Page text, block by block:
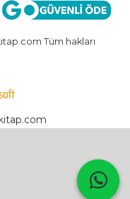
Tüm hakları